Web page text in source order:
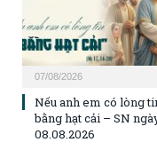
07/08/2026
Nếu anh em có lòng
bằng hạt cải – SN
08.08.2026